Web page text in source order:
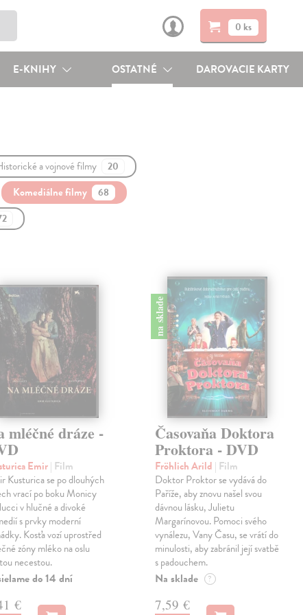
0 ks
E-KNIHY OSTATNÉ DAROVACIE KARTY
a vojnové filmy 20
Komediálne filmy 68
mléčné dráze -
Emir| Film
Kusturica se po dlouhých
vrací po boku Monicy
v hlučné a divoké
s prvky moderní
Kosťa vozí uprostřed
zóny mléko na oslu
necestou.
do 14 dní
€
na sklade
Časovaňa Doktora
Proktora - DVD
Fröhlich Arild | Film
Doktor Proktor se vydává do
Paříže, aby znovu našel svou
dávnou lásku, Julietu
Margarínovou. Pomoci svého
vynálezu, Vany Času, se vrátí do
minulosti, aby zabránil její svatbě
s padouchem.
Na sklade ?
7,59 €